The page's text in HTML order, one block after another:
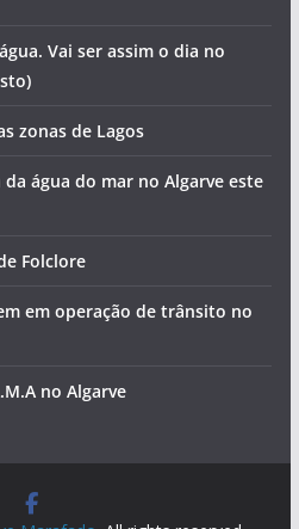
Vai ser assim o dia no
zonas de Lagos
água do mar no Algarve este
Folclore
em operação de trânsito no
no Algarve